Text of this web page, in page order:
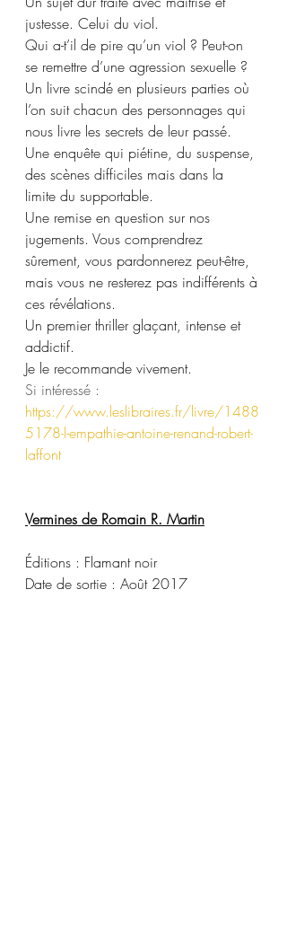
justesse. Celui du viol.
Qui a-t’il de pire qu’un viol ? Peut-on
se remettre d’une agression sexuelle ?
Un livre scindé en plusieurs parties où
l’on suit chacun des personnages qui
nous livre les secrets de leur passé.
Une enquête qui piétine, du suspense,
des scènes difficiles mais dans la
limite du supportable.
Une remise en question sur nos
jugements. Vous comprendrez
sûrement, vous pardonnerez peut-être,
mais vous ne resterez pas indifférents à
ces révélations.
Un premier thriller glaçant, intense et
addictif.
Je le recommande vivement.
Si intéressé :
https://www.leslibraires.fr/livre/1488
5178-l-empathie-antoine-renand-robert-
laffont
Vermines de Romain R. Martin
Éditions : Flamant noir
Date de sortie : Août 2017